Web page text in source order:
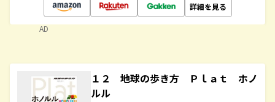
詳細を見る
AD
１２ 地球の歩き方 Ｐｌａｔ ホノ
ルル